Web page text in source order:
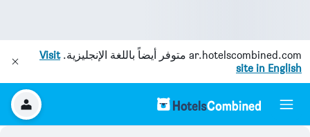
ar.hotelscombined.com متوفر أيضاً باللغة الإنجليزية.Visit
site in English